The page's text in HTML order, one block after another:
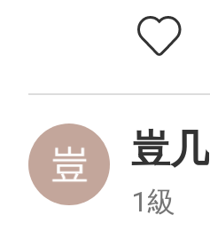
豈几
1級